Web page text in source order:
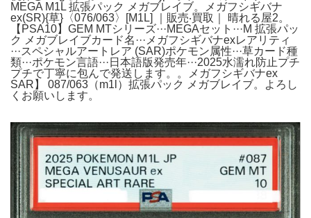
MEGA M1L 拡張パック メガブレイブ。メガフシギバナ
ex(SR){草}〈076/063〉[M1L] ｜販売‧買取｜ 晴れる屋2。
【PSA10】GEM MTシリーズ···MEGAセット···M 拡張パッ
ク メガブレイブカード名···メガフシギバナexレアリティ
···スペシャルアートレア (SAR)ポケモン属性···草カード種
類···ポケモン言語···日本語版発売年···2025水濡れ防止プチ
プチで丁寧に包んで発送します。。メガフシギバナex
SAR】 087/063（m1l）拡張パック メガブレイブ。よろし
くお願いします。